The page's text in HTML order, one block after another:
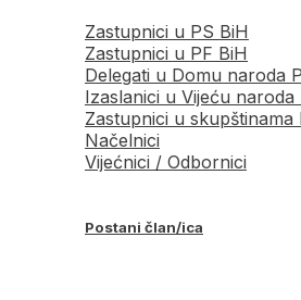
Zastupnici u PS BiH
Zastupnici u PF BiH
Delegati u Domu naroda
Izaslanici u Vijeću naroda
Zastupnici u skupštinama
Načelnici
Vijećnici / Odbornici
Postani član/ica